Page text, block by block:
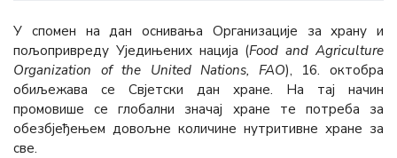
У спомен на дан оснивања Организације за храну и
пољопривреду Уједињених нација (Food and Agriculture
Organization of the United Nations, FAO), 16. октобра
обиљежава се Свјетски дан хране. На тај начин
промовише се глобални значај хране те потреба за
обезбјеђењем довољне количине нутритивне хране за
све.